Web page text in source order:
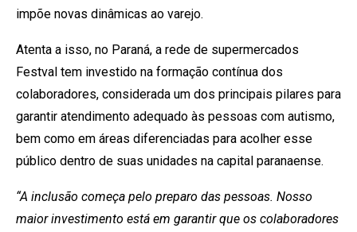
impõe novas dinâmicas ao varejo.
Atenta a isso, no Paraná, a rede de supermercados
Festval tem investido na formação contínua dos
colaboradores, considerada um dos principais pilares para
garantir atendimento adequado às pessoas com autismo,
bem como em áreas diferenciadas para acolher esse
público dentro de suas unidades na capital paranaense.
“A inclusão começa pelo preparo das pessoas. Nosso
maior investimento está em garantir que os colaboradores